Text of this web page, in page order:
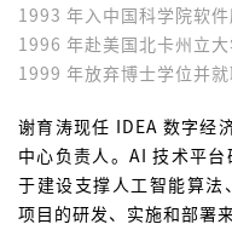
1993 年入中国科学院软件
1996 年赴美国北卡州立大
1999 年放弃博士学位并就
谢育涛现任 IDEA 数字经
中心负责人。AI 技术平
于建设支撑人工智能算
项目的研发、实施和部署